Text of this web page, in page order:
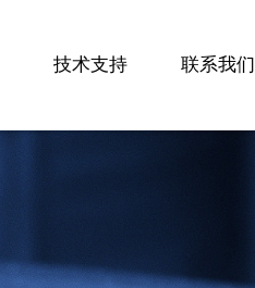
技术支持 联系我们